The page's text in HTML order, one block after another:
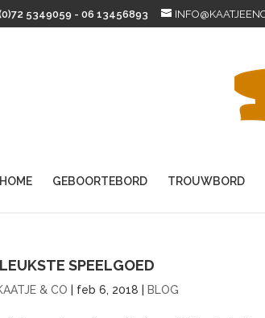
5349059 - 06 13456893
HOME GEBOORTEBORD TROUWBORD
SPEELGOED
& CO feb 6, 2018 BLOG